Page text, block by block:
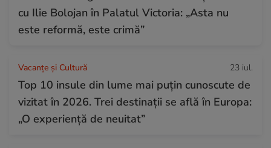
cu Ilie Bolojan în Palatul Victoria: „Asta nu
este reformă, este crimă”
Vacanțe și Cultură 23 iul.
Top 10 insule din lume mai puțin cunoscute de
vizitat în 2026. Trei destinații se află în Europa:
„O experiență de neuitat”